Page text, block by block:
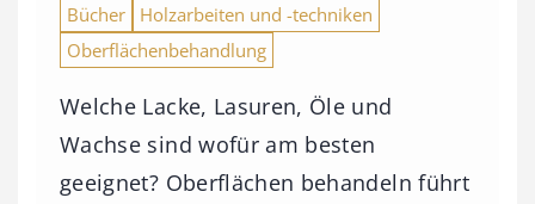
Bücher
Holzarbeiten und -techniken
Oberflächenbehandlung
Welche Lacke, Lasuren, Öle und
Wachse sind wofür am besten
geeignet? Oberflächen behandeln führt